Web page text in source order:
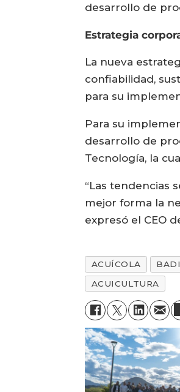
desarrollo de
Estrategia
La nueva
confiabilidad,
para su
Para su
desarrollo de
Tecnología, la
“Las tendencias
mejor forma la
expresó el CEO
ACUÍCOLA
ACUICULTURA